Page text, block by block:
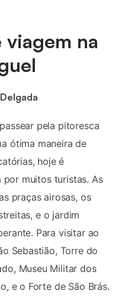
viagem na
pela pitoresca
ótima maneira de
hoje é
muitos turistas. As
praças airosas, os
e o jardim
Para visitar ao
Sebastião, Torre do
Museu Militar dos
e o Forte de São Brás.